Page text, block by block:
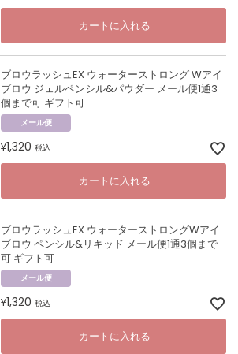
カートに入れる
ブロウラッシュEX ウォーターストロング Wアイ
ブロウ ジェルペンシル&パウダー メール便1通3
個まで可 ギフト可
メール便
¥1,320 税込
カートに入れる
ブロウラッシュEX ウォーターストロングWアイ
ブロウ ペンシル&リキッド メール便1通3個まで
可 ギフト可
メール便
¥1,320 税込
カートに入れる